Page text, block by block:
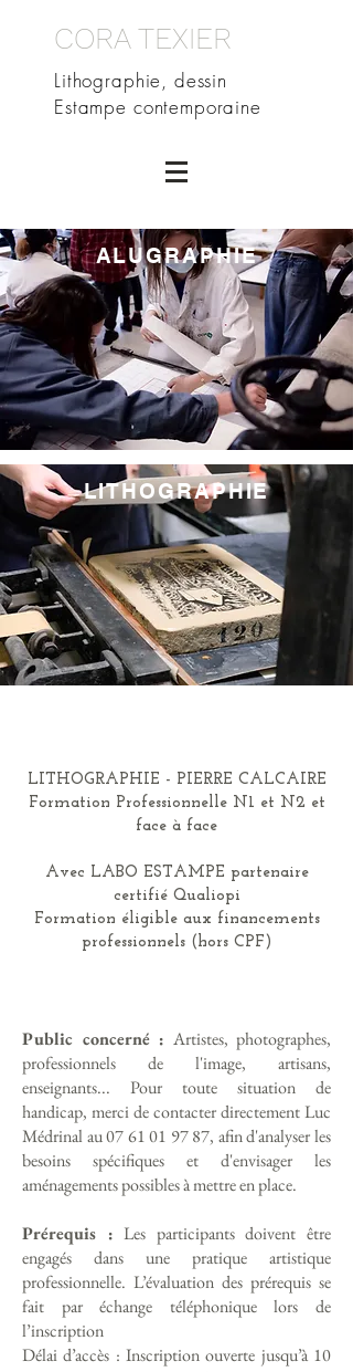
CORA TEXIER
Lithographie, dessin
Estampe contemporaine
ALUGRAPHIE
LITHOGRAPHIE
LITHOGRAPHIE - PIERRE CALCAIRE
Formation Professionnelle N1 et N2 et
face à face
Avec LABO ESTAMPE partenaire
certifié Qualiopi
Formation éligible aux financements
professionnels (hors CPF)
Public concerné : Artistes, photographes,
professionnels de l'image, artisans,
enseignants... Pour toute situation de
handicap, merci de contacter directement Luc
Médrinal au07 61 01 97 87, afin d'analyser les
besoins spécifiques et d'envisager les
aménagements possibles à mettre en place.
Prérequis : Les participants doivent être
engagés dans une pratique artistique
professionnelle. L’évaluation des prérequis se
fait par échange téléphonique lors de
l’inscription
Délai d’accès : Inscription ouverte jusqu’à 10